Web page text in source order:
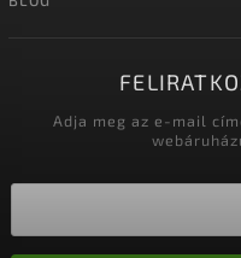
Adja meg az e-mail